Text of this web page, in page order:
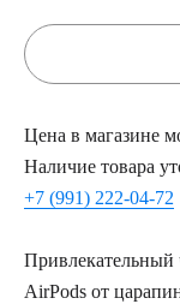
Цена в магазине
Наличие товара
+7 (991) 222-04-72
Привлекательный
AirPods от